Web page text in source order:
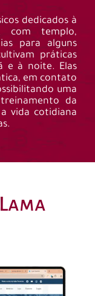
dedicados à
com templo,
para alguns
práticas
e à noite. Elas
em contato
uma
da
vida cotidiana